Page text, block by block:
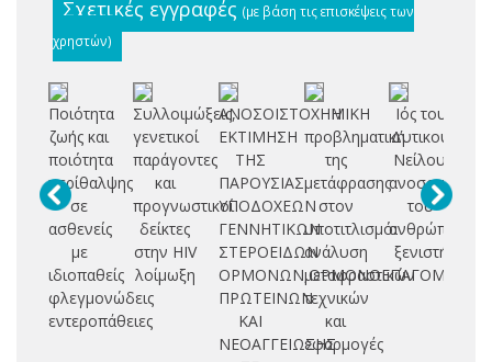
Σχετικές εγγραφές (με βάση τις επισκέψεις των
χρηστών)
Ποιότητα
ζωής και
ποιότητα
περίθαλψης
σε
ασθενείς
με
ιδιοπαθείς
φλεγμονώδεις
εντεροπάθειες
Συλλοιμώξεις,
γενετικοί
παράγοντες
και
προγνωστικοί
δείκτες
στην HIV
λοίμωξη
ΑΝΟΣΟΙΣΤΟΧΗΜΙΚΗ
ΕΚΤΙΜΗΣΗ
ΤΗΣ
ΠΑΡΟΥΣΙΑΣ
ΥΠΟΔΟΧΕΩΝ
ΓΕΝΝΗΤΙΚΩΝ
ΣΤΕΡΟΕΙΔΩΝ
ΟΡΜΟΝΩΝ,ΟΡΜΟΝΟΕΠΑΓΟΜΕΝΩΝ
ΠΡΩΤΕΙΝΩΝ
ΚΑΙ
ΝΕΟΑΓΓΕΙΩΣΗΣ
Η
προβληματική
της
μετάφρασης
στον
υποτιτλισμό:
ανάλυση
μεταφραστικών
τεχνικών
και
εφαρμογές
Ιός του
Δυτικού
Νείλου:
του
ανθρώπου-
ξενιστή